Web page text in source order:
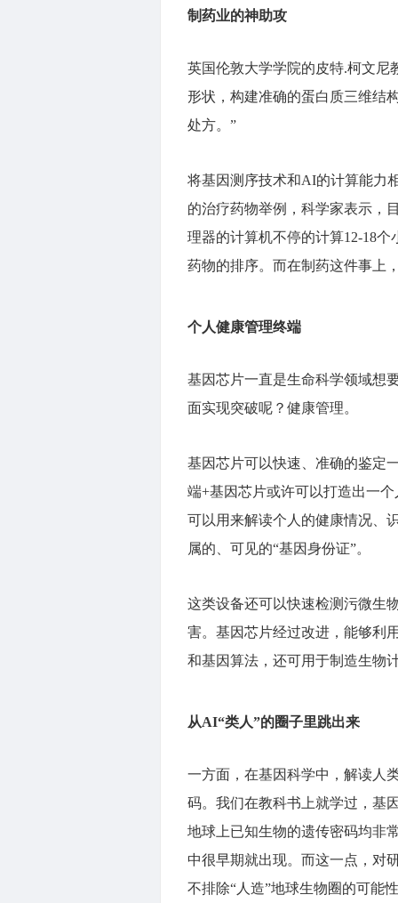
制药业的神助攻
英国伦敦大学学院的皮特.柯文尼
形状，构建准确的蛋白质三维结
处方。”
将基因测序技术和AI的计算能力
的治疗药物举例，科学家表示，
理器的计算机不停的计算12-18
药物的排序。而在制药这件事上
个人健康管理终端
基因芯片一直是生命科学领域想
面实现突破呢？健康管理。
基因芯片可以快速、准确的鉴定
端+基因芯片或许可以打造出一
可以用来解读个人的健康情况、
属的、可见的“基因身份证”。
这类设备还可以快速检测污微生
害。基因芯片经过改进，能够利
和基因算法，还可用于制造生物
从AI“类人”的圈子里跳出来
一方面，在基因科学中，解读人
码。我们在教科书上就学过，基
地球上已知生物的遗传密码均非
中很早期就出现。而这一点，对
不排除“人造”地球生物圈的可能